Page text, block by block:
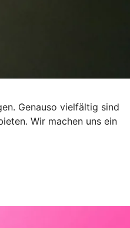
Genauso vielfältig sind
Wir machen uns ein